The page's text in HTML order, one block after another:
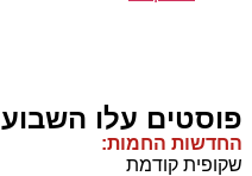
פוסטים עלו השבוע
החדשות החמות:
שקופית קודמת